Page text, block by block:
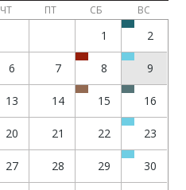
ЧТ ПТ СБ ВС
1 2
6 7 8 9
13 14 15 16
20 21 22 23
27 28 29 30